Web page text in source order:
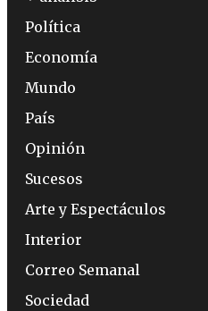
Política
Economía
Mundo
País
Opinión
Sucesos
Arte y Espectáculos
Interior
Correo Semanal
Sociedad